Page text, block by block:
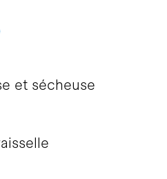
et sécheuse